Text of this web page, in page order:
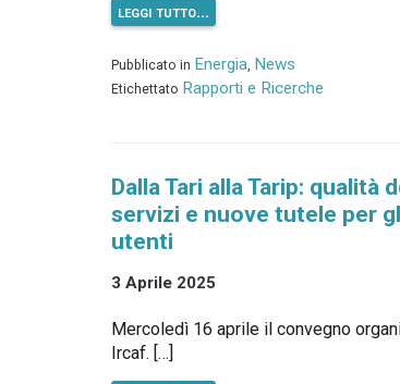
leggi tutto…
Pubblicato in Energia, News
Etichettato Rapporti e Ricerche
Dalla Tari alla Tarip: qualità
servizi e nuove tutele per
utenti
3 Aprile 2025
Mercoledì 16 aprile il convegno
Ircaf. […]